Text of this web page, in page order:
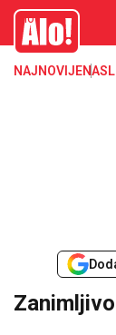
Zanimljivosti
Alo
NAJNOVIJE